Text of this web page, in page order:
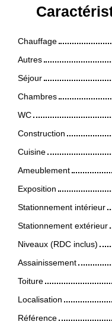
Chauffage
Autres
Séjour
Chambres
WC
Construction
Cuisine
Ameublement
Exposition
Stationnement intérieur
Stationnement extérieur
Niveaux (RDC inclus)
Assainissement
Toiture
Localisation
Référence